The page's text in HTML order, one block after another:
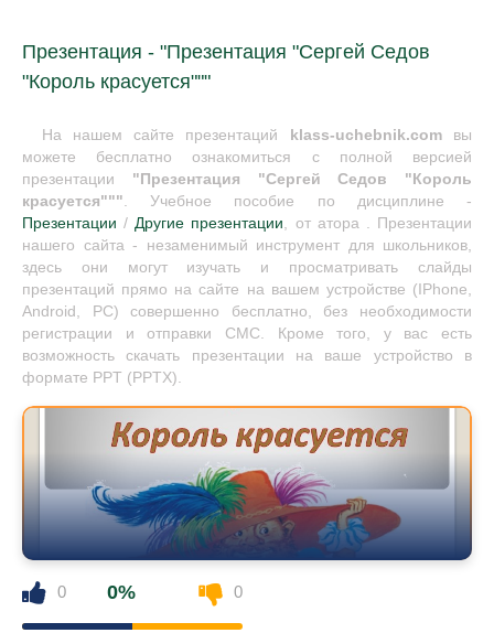
Презентация - "Презентация "Сергей Седов
"Король красуется"""
На нашем сайте презентаций klass-uchebnik.comвы
можете бесплатно ознакомиться с полной версией
презентации "Презентация "Сергей Седов "Король
красуется""". Учебное пособие по дисциплине -
Презентации /Другие презентации, от атора . Презентации
нашего сайта - незаменимый инструмент для школьников,
здесь они могут изучать и просматривать слайды
презентаций прямо на сайте на вашем устройстве (IPhone,
Android, PC) совершенно бесплатно, без необходимости
регистрации и отправки СМС. Кроме того, у вас есть
возможность скачать презентации на ваше устройство в
формате PPT (PPTX).
0 0% 0